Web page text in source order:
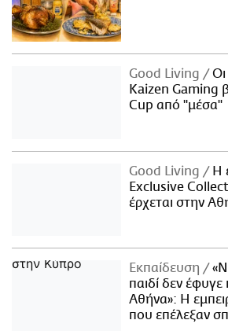
Good Living
Οι
Kaizen Gaming
Cup από "μέσα"
Good Living
Η
Exclusive
έρχεται στην
Εκπαίδευση
παιδί δεν
Αθήνα»: Η
που επέλεξαν